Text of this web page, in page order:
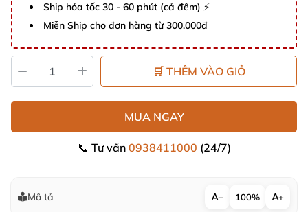
Ship hỏa tốc 30 - 60 phút (cả đêm) ⚡
Miễn Ship cho đơn hàng từ 300.000đ
🛒 THÊM VÀO GIỎ
MUA NGAY
📞 Tư vấn 0938411000 (24/7)
Mô tả − 100% +